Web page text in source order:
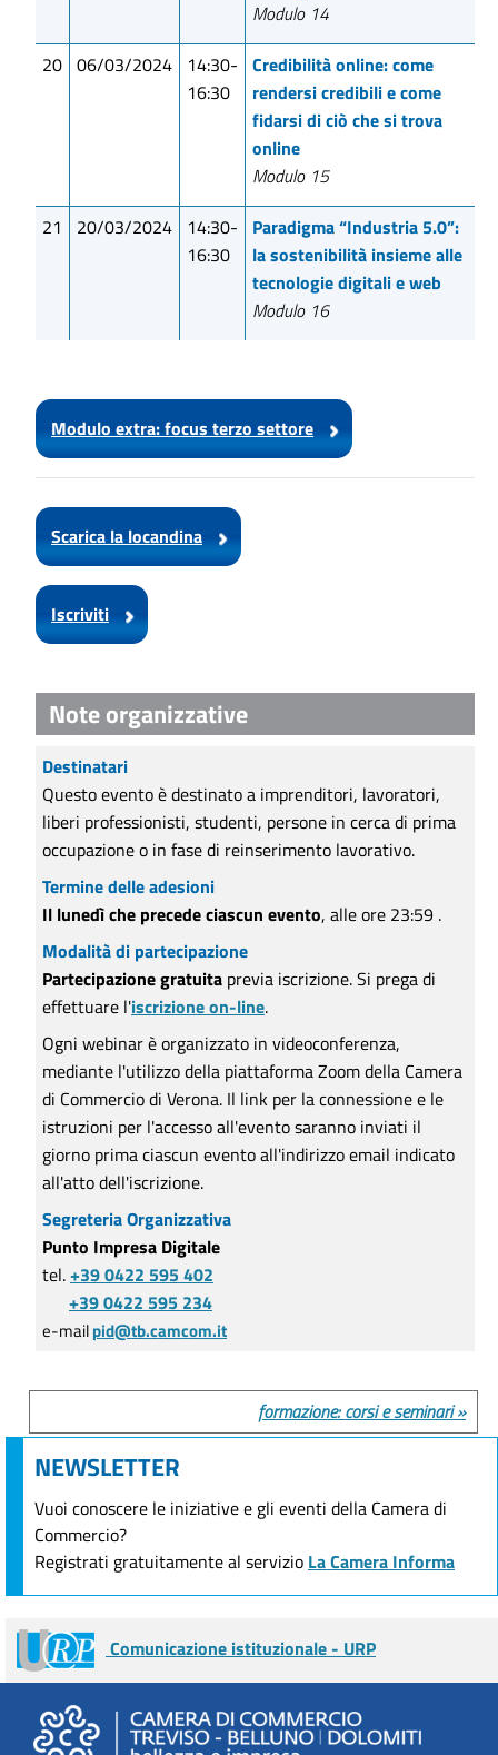
Modulo 14
20 06/03/2024
14:30-
16:30
Credibilità online: come
rendersi credibili e come
fidarsi di ciò che si trova
online
Modulo 15
21
20/03/2024
14:30-
16:30
Paradigma “Industria 5.0”:
la sostenibilità insieme alle
tecnologie digitali e web
Modulo 16
Modulo extra: focus terzo settore
Scarica la locandina
Iscriviti
Note organizzative
Destinatari
Questo evento è destinato a imprenditori, lavoratori,
liberi professionisti, studenti, persone in cerca di prima
occupazione o in fase di reinserimento lavorativo.
Termine delle adesioni
Il lunedì che precede ciascun evento, alle ore 23:59 .
Modalità di partecipazione
Partecipazione gratuita previa iscrizione. Si prega di
effettuare l'iscrizione on-line.
Ogni webinar è organizzato in videoconferenza,
mediante l'utilizzo della piattaforma Zoom della Camera
di Commercio di Verona. Il link per la connessione e le
istruzioni per l'accesso all'evento saranno inviati il
giorno prima ciascun evento all'indirizzo email indicato
all'atto dell'iscrizione.
Segreteria Organizzativa
Punto Impresa Digitale
tel.+39 0422 595 402
+39 0422 595 234
e-mailpid@tb.camcom.it
formazione: corsi e seminari »
NEWSLETTER
Vuoi conoscere le iniziative e gli eventi della Camera di
Commercio?
Registrati gratuitamente al servizio La Camera Informa
Comunicazione istituzionale - URP